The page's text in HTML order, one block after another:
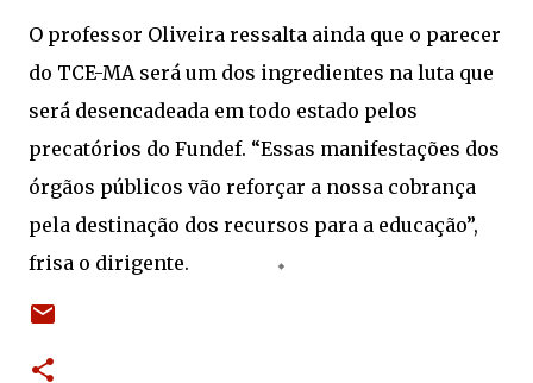
O professor Oliveira ressalta ainda que o parecer
do TCE-MA será um dos ingredientes na luta que
será desencadeada em todo estado pelos
precatórios do Fundef. “Essas manifestações dos
órgãos públicos vão reforçar a nossa cobrança
pela destinação dos recursos para a educação”,
frisa o dirigente.